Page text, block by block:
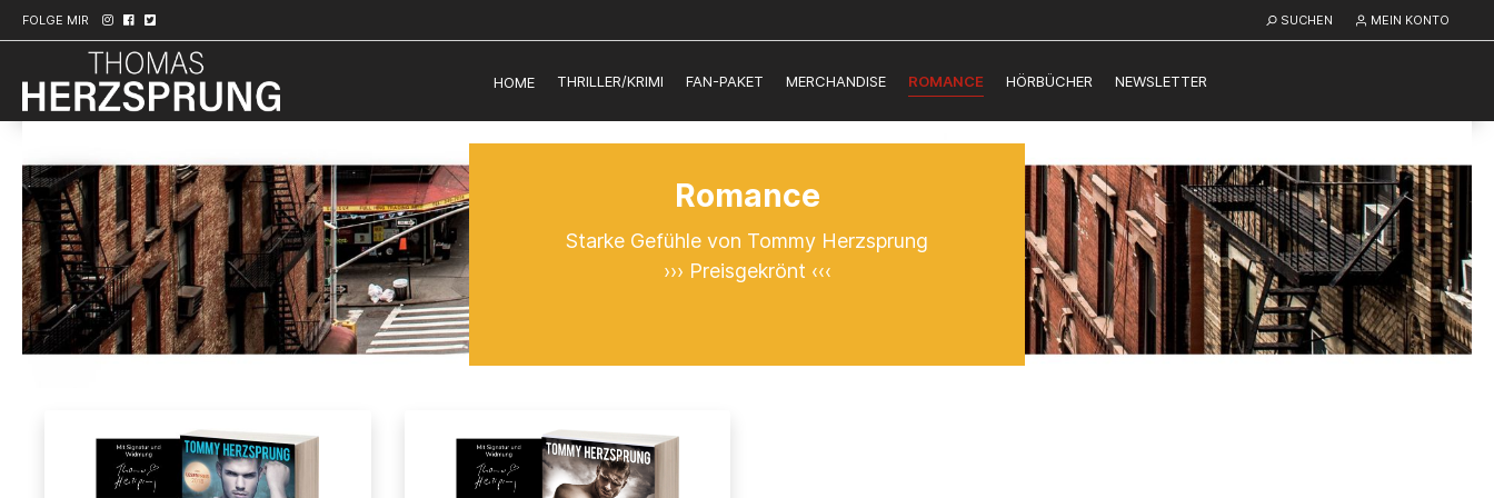
FOLGE MIR SUCHEN MEIN KONTO
HOME THRILLER/KRIMI FAN-PAKET MERCHANDISE ROMANCE HÖRBÜCHER NEWSLETTER
Romance
Starke Gefühle von Tommy Herzsprung
››› Preisgekrönt ‹‹‹